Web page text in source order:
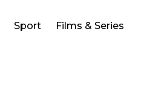
Sport Films & Series